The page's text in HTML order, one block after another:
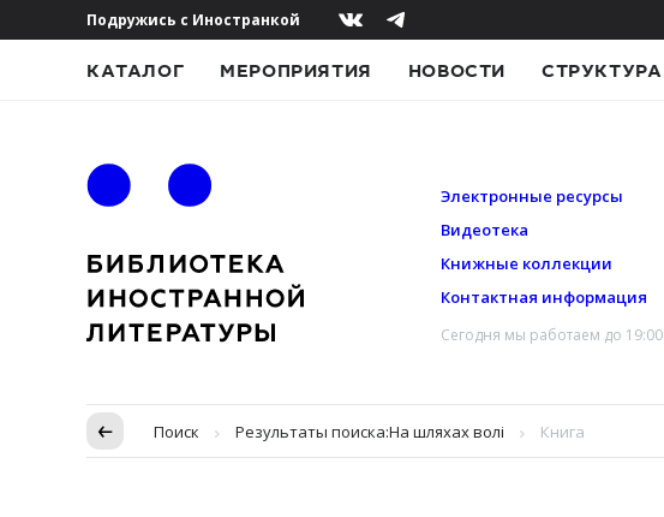
Подружись с Иностранкой
КАТАЛОГ МЕРОПРИЯТИЯ НОВОСТИ СТРУКТУРА
Электронные ресурсы
Видеотека
Книжные коллекции
Контактная информация
Сегодня мы работаем до 19:00
Пропуск в контексте
Поиск Результаты поиска:На шляхах волі Книга